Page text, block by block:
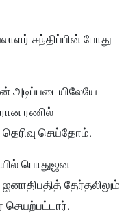
சந்திப்பின் போது
ரணில்
தெரிவு செய்தோம்.
பொதுஜன
தேர்தலிலும்